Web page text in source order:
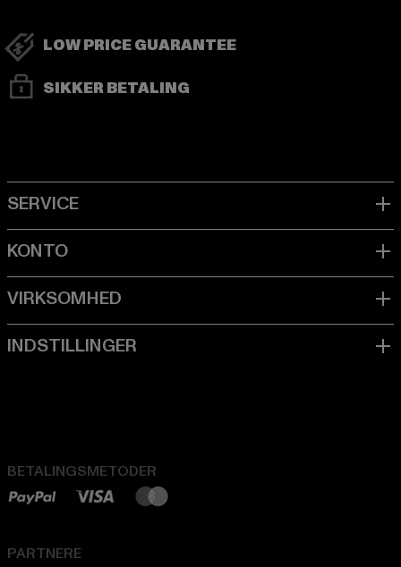
LOW PRICE GUARANTEE
SIKKER BETALING
BETALINGSMETODER
PARTNERE